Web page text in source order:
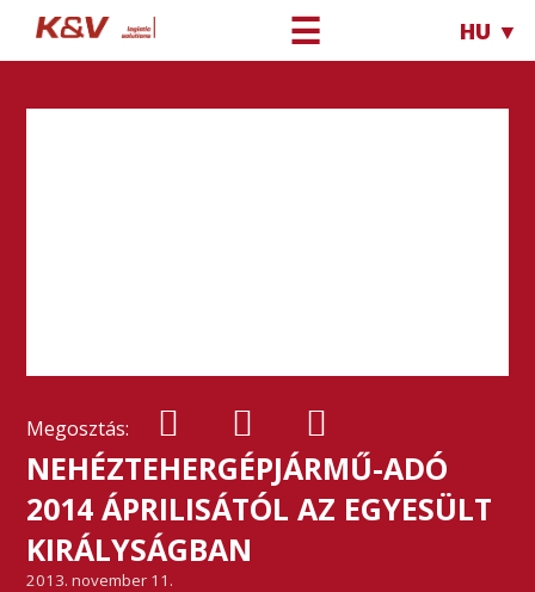
☰ HU ▼
Megosztás:
NEHÉZTEHERGÉPJÁRMŰ-ADÓ
2014 ÁPRILISÁTÓL AZ EGYESÜLT
KIRÁLYSÁGBAN
2013. november 11.